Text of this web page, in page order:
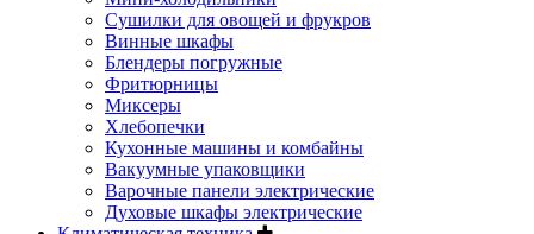
Сушилки для овощей и фрукров
Винные шкафы
Блендеры погружные
Фритюрницы
Миксеры
Хлебопечки
Кухонные машины и комбайны
Вакуумные упаковщики
Варочные панели электрические
Духовые шкафы электрические